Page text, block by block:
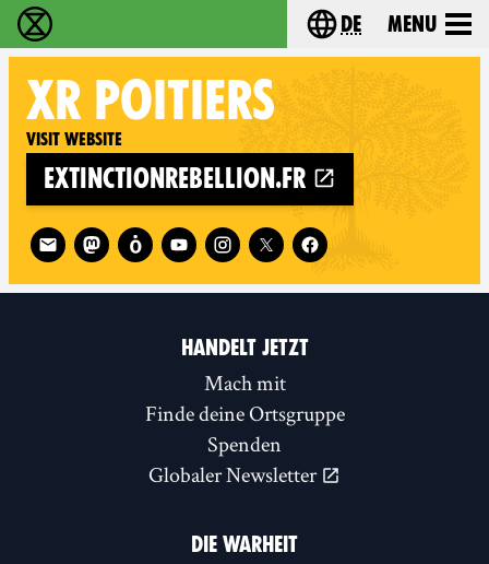
extinction rebellion - Home Choose your
de Menu
XR POITIERS
Visit website
extinctionrebellion.fr
Follow XR Poitiers on
HANDELT JETZT
Mach mit
Finde deine Ortsgruppe
Spenden
Globaler Newsletter
DIE WARHEIT